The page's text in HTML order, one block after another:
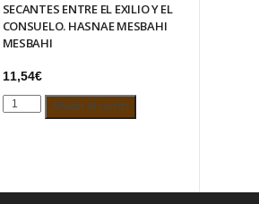
SECANTES ENTRE EL EXILIO Y EL
CONSUELO. HASNAE MESBAHI
MESBAHI
11,54€
SECANTES
EL
Añadir al carrito